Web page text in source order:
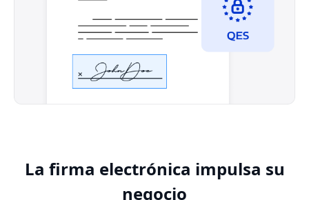
La firma electrónica impulsa su
negocio